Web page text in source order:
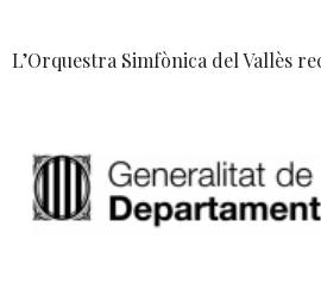
L’Orquestra Simfònica del Vallès